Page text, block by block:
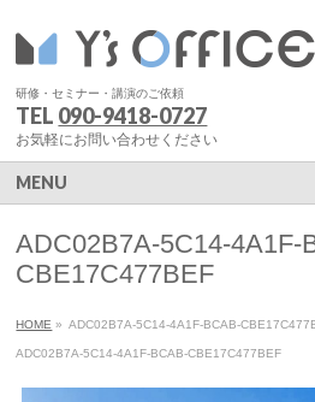
研修・セミナー・講演のご依頼
TEL 090-9418-0727
お気軽にお問い合わせください
MENU
ADC02B7A-5C14-4A1F-
CBE17C477BEF
HOME » ADC02B7A-5C14-4A1F-BCAB-
ADC02B7A-5C14-4A1F-BCAB-CBE17C477BEF